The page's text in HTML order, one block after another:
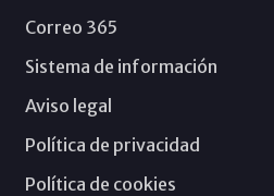
Correo 365
Sistema de información
Aviso legal
Política de privacidad
Política de cookies